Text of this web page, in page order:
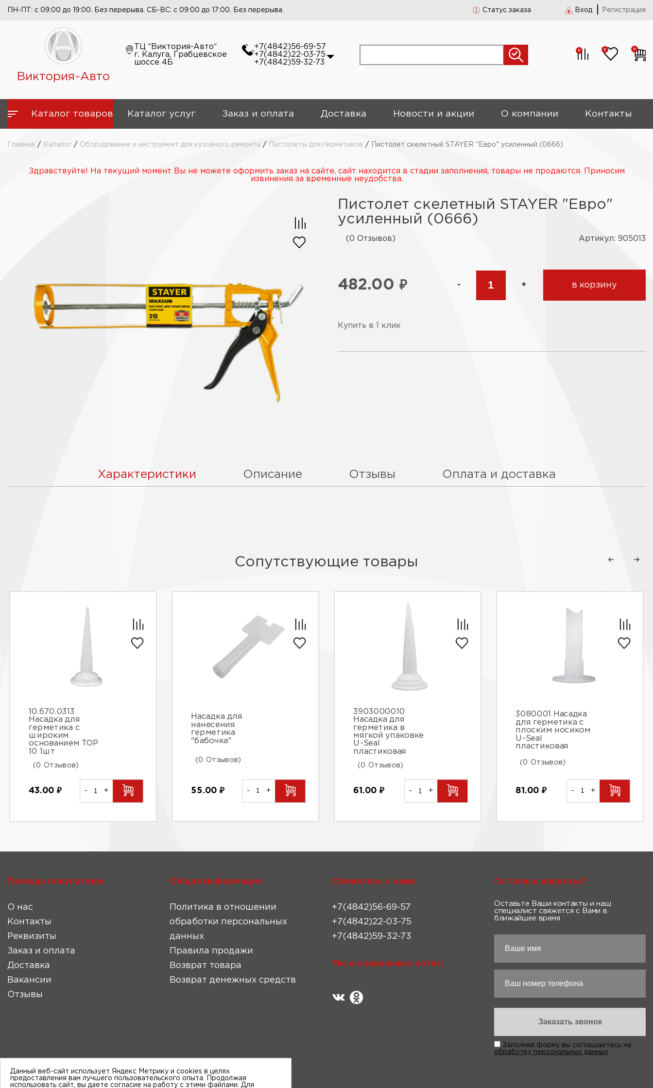
ПН-ПТ: с 09:00 до 19:00. Без перерыва. СБ-ВС: с 09:00 до 17:00. Без перерыва. Статус заказа Вход Регистрация
Виктория-Авто
ТЦ “Виктория-Авто“
г. Калуга, Грабцевское
шоссе 4Б
+7(4842)56-69-57
+7(4842)22-03-75
+7(4842)59-32-73
0 0 0
Каталог товаров Каталог услуг Заказ и оплата Доставка Новости и акции О компании Контакты
Главная / Каталог / Оборудование и инструмент для кузовного ремонта / Пистолеты для герметиков / Пистолет скелетный STAYER "Евро" усиленный (0666)
Здравствуйте! На текущий момент Вы не можете оформить заказ на сайте, сайт находится в стадии заполнения, товары не продаются. Приносим
извинения за временные неудобства.
Пистолет скелетный STAYER "Евро"
усиленный (0666)
(0 Отзывов) Артикул: 905013
482.00 ₽ - + в корзину
Купить в 1 клик
Характеристики Описание Отзывы Оплата и доставка
Сопутствующие товары
10.670.0313
Насадка для
герметика с
широким
основанием TOP
10 1шт
(0 Отзывов)
43.00 ₽ - +
Насадка для
нанесения
герметика
"бабочка"
(0 Отзывов)
55.00 ₽ - +
3903000010
Насадка для
герметика в
мягкой упаковке
U-Seal
пластиковая
(0 Отзывов)
61.00 ₽ - +
3080001 Насадка
для герметика с
плоским носиком
U-Seal
пластиковая
(0 Отзывов)
81.00 ₽ - +
Помощь покупателю
О нас
Контакты
Реквизиты
Заказ и оплата
Доставка
Вакансии
Отзывы
Общая информация
Политика в отношении
обработки персональных
данных
Правила продажи
Возврат товара
Возврат денежных средств
Свяжитесь с нами
+7(4842)56-69-57
+7(4842)22-03-75
+7(4842)59-32-73
Мы в социальных сетях:
Остались вопросы?
Оставьте Ваши контакты и наш
специалист свяжется с Вами в
ближайшее время
Заполняя форму вы соглашаетесь на
обработку персональных данных
Данный веб-сайт использует Яндекс Метрику и cookies в целях
предоставления вам лучшего пользовательского опыта. Продолжая
использовать сайт, вы даете согласие на работу с этими файлами. Для